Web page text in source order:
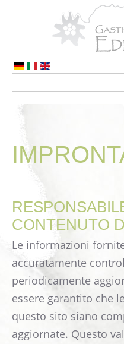
Webcam
CONTENUTO
Le informazioni
accuratamente
periodicamente
essere garantito che
questo sito siano
aggiornate. Questo